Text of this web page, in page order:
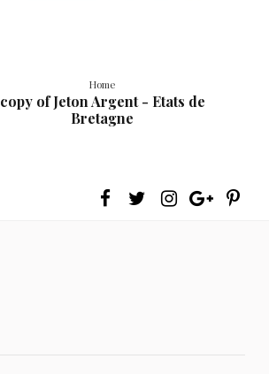
Home
copy of Jeton Argent - Etats de
Bretagne